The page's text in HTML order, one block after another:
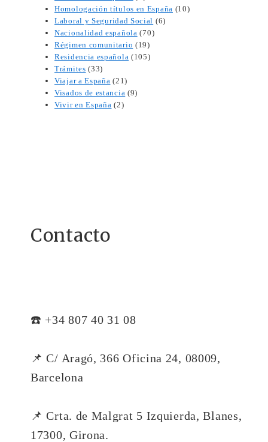
Homologación títulos en España (10)
Laboral y Seguridad Social (6)
Nacionalidad española (70)
Régimen comunitario (19)
Residencia española (105)
Trámites (33)
Viajar a España (21)
Visados de estancia (9)
Vivir en España (2)
Contacto
☎️ +34 807 40 31 08
📌 C/ Aragó, 366 Oficina 24, 08009,
Barcelona
📌 Crta. de Malgrat 5 Izquierda, Blanes,
17300, Girona.